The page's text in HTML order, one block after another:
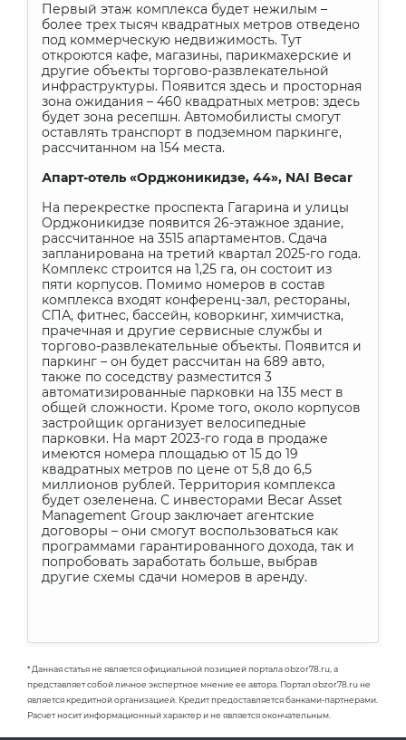
Первый этаж комплекса будет нежилым –
более трех тысяч квадратных метров отведено
под коммерческую недвижимость. Тут
откроются кафе, магазины, парикмахерские и
другие объекты торгово-развлекательной
инфраструктуры. Появится здесь и просторная
зона ожидания – 460 квадратных метров: здесь
будет зона ресепшн. Автомобилисты смогут
оставлять транспорт в подземном паркинге,
рассчитанном на 154 места.
Апарт-отель «Орджоникидзе, 44», NAI Becar
На перекрестке проспекта Гагарина и улицы
Орджоникидзе появится 26-этажное здание,
рассчитанное на 3515 апартаментов. Сдача
запланирована на третий квартал 2025-го года.
Комплекс строится на 1,25 га, он состоит из
пяти корпусов. Помимо номеров в состав
комплекса входят конференц-зал, рестораны,
СПА, фитнес, бассейн, коворкинг, химчистка,
прачечная и другие сервисные службы и
торгово-развлекательные объекты. Появится и
паркинг – он будет рассчитан на 689 авто,
также по соседству разместится 3
автоматизированные парковки на 135 мест в
общей сложности. Кроме того, около корпусов
застройщик организует велосипедные
парковки. На март 2023-го года в продаже
имеются номера площадью от 15 до 19
квадратных метров по цене от 5,8 до 6,5
миллионов рублей. Территория комплекса
будет озеленена. С инвесторами Becar Asset
Management Group заключает агентские
договоры – они смогут воспользоваться как
программами гарантированного дохода, так и
попробовать заработать больше, выбрав
другие схемы сдачи номеров в аренду.
* Данная статья не является официальной позицией портала obzor78.ru, а
представляет собой личное экспертное мнение ее автора. Портал obzor78.ru не
является кредитной организацией. Кредит предоставляется банками-партнерами.
Расчет носит информационный характер и не является окончательным.